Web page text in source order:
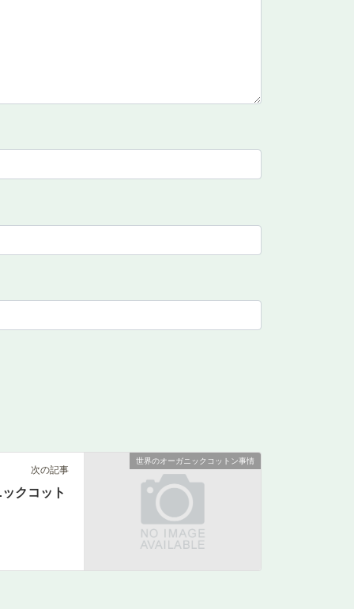
世界のオーガニックコットン事情
次の記事
クコット